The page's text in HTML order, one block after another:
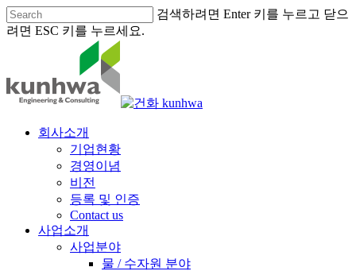
검색하려면 Enter 키를 누르고 닫으
려면 ESC 키를 누르세요.
회사소개
기업현황
경영이념
비전
등록 및 인증
Contact us
사업소개
사업분야
물 / 수자원 분야